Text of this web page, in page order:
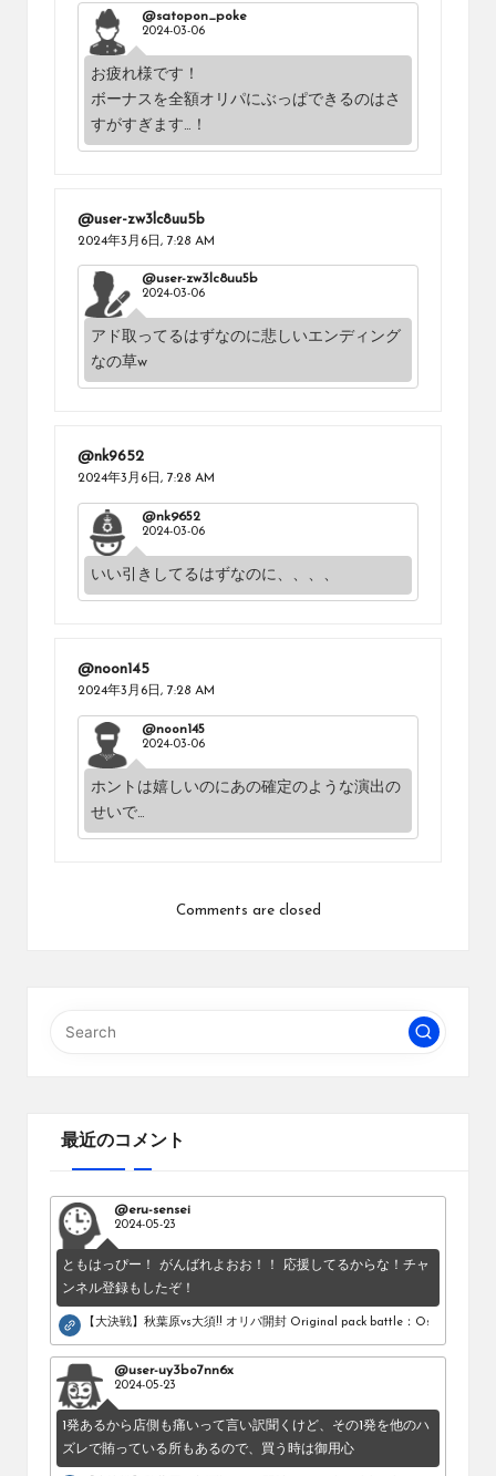
@satopon_poke
2024-03-06
お疲れ様です！
ボーナスを全額オリパにぶっぱできるのはさ
すがすぎます…！
@user-zw3lc8uu5b
2024年3月6日, 7:28 AM
@user-zw3lc8uu5b
2024-03-06
アド取ってるはずなのに悲しいエンディング
なの草w
@nk9652
2024年3月6日, 7:28 AM
@nk9652
2024-03-06
いい引きしてるはずなのに、、、、
@noon145
2024年3月6日, 7:28 AM
@noon145
2024-03-06
ホントは嬉しいのにあの確定のような演出の
せいで…
Comments are closed
最近のコメント
@eru-sensei
2024-05-23
ともはっぴー！ がんばれよおお！！ 応援してるからな！チャ
ンネル登録もしたぞ！
【大決戦】秋葉原vs大須!! オリパ開封 Original pack battle：Osu vs
@user-uy3bo7nn6x
2024-05-23
1発あるから店側も痛いって言い訳聞くけど、その1発を他のハ
ズレで賄っている所もあるので、買う時は御用心